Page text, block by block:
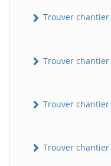
Trouver
Trouver
Trouver
Trouver